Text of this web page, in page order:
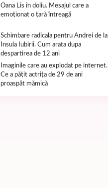
Oana Lis în doliu. Mesajul care a
emoționat o țară întreagă
Schimbare radicala pentru Andrei de la
Insula Iubirii. Cum arata dupa
despartirea de 12 ani
Imaginile care au explodat pe internet.
Ce a pățit actrița de 29 de ani
proaspăt mămică